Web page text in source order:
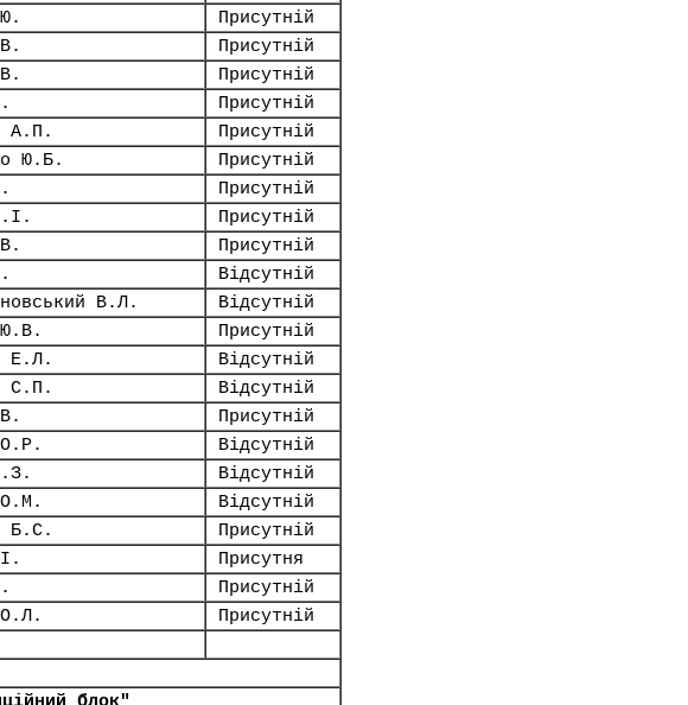
Присутній
Присутній
Присутній
Присутній
А.П.
Присутній
Ю.Б.
Присутній
Присутній
Присутній
Присутній
Відсутній
В.Л.
Відсутній
Ю.В.
Присутній
Е.Л.
Відсутній
С.П.
Відсутній
Присутній
О.Р.
Відсутній
Відсутній
О.М.
Відсутній
Б.С.
Присутній
Присутня
Присутній
О.Л.
Присутній